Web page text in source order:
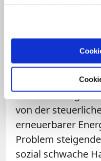
Umstiegs auf
warnte aber
verteilen. Starke
müssten mehr
Dies sei zu
die Entlastung
von der
erneuerbarer
Problem
sozial schwache